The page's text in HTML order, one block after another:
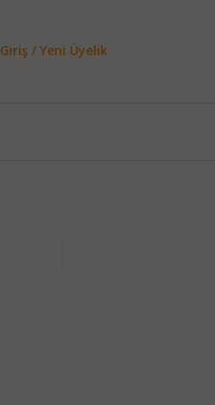
Giriş / Yeni Üyelik